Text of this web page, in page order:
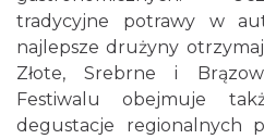
tradycyjne potrawy w
najlepsze drużyny
Złote, Srebrne i
Festiwalu obejmuje
degustacje regionalnych